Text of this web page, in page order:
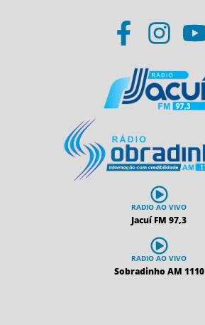
RADIO AO VIVO
Jacuí FM 97,3
RADIO AO VIVO
Sobradinho AM 1110